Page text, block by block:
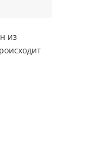
из